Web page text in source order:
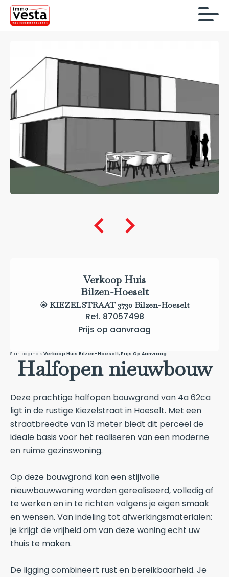
Verkoop Huis
Bilzen-Hoeselt
KIEZELSTRAAT 3730 Bilzen-Hoeselt
Ref. 87057498
Prijs op aanvraag
Startpagina Verkoop Huis Bilzen-Hoeselt, Prijs Op Aanvraag
Halfopen nieuwbouw
Deze prachtige halfopen bouwgrond van 4a 62ca
ligt in de rustige Kiezelstraat in Hoeselt. Met een
straatbreedte van 13 meter biedt dit perceel de
ideale basis voor het realiseren van een moderne
en ruime gezinswoning.
Op deze bouwgrond kan een stijlvolle
nieuwbouwwoning worden gerealiseerd, volledig af
te werken en in te richten volgens je eigen smaak
en wensen. Van indeling tot afwerkingsmaterialen:
je krijgt de vrijheid om van deze woning echt uw
thuis te maken.
De ligging combineert rust en bereikbaarheid. Je